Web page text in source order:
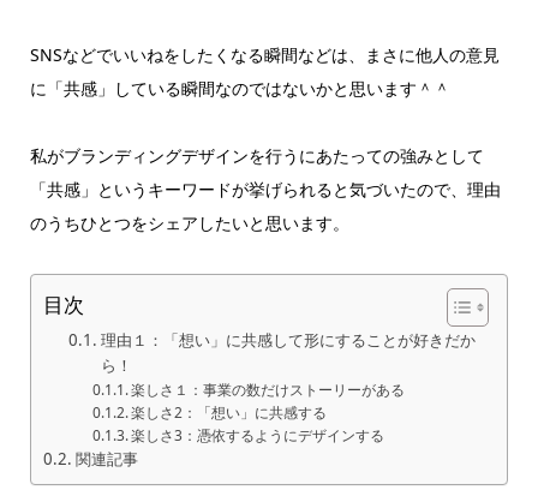
SNSなどでいいねをしたくなる瞬間などは、まさに他人の意見
に「共感」している瞬間なのではないかと思います＾＾
私がブランディングデザインを行うにあたっての強みとして
「共感」というキーワードが挙げられると気づいたので、理由
のうちひとつをシェアしたいと思います。
目次
理由１：「想い」に共感して形にすることが好きだか
ら！
楽しさ１：事業の数だけストーリーがある
楽しさ2：「想い」に共感する
楽しさ3：憑依するようにデザインする
関連記事